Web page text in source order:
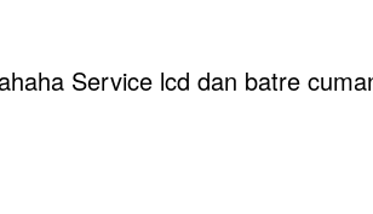
Service lcd dan batre